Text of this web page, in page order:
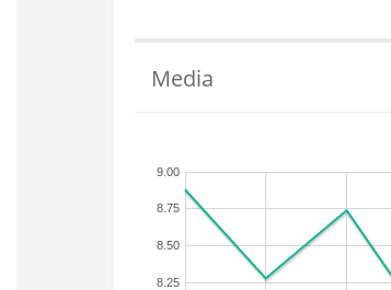
Media
8.25
8.50
8.75
9.00